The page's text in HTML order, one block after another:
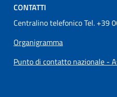
CONTATTI
Centralino telefonico Tel. +39
Organigramma
Punto di contatto nazionale -